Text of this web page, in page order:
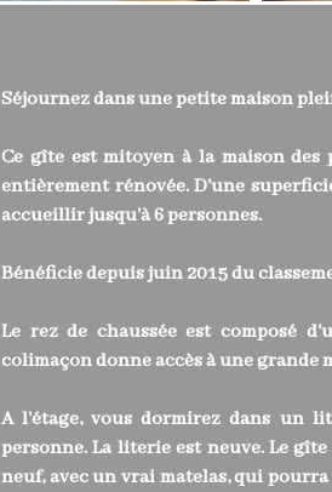
Séjournez dans une petite maison
Ce gîte est mitoyen à la maison
entièrement rénovée. D'une
accueillir jusqu'à 6 personnes.
Bénéficie depuis juin 2015 du
Le rez de chaussée est composé
colimaçon donne accès à une grande
A l'étage, vous dormirez dans un
personne. La literie est neuve. Le
neuf, avec un vrai matelas, qui